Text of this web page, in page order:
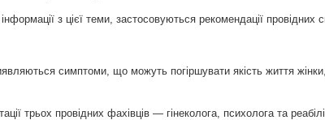
з цієї теми, застосовуються рекомендації провідних
симптоми, що можуть погіршувати якість життя
трьох провідних фахівців — гінеколога, психолога та